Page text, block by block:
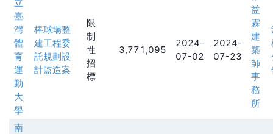
立
臺
灣
體
育
運
動
大
學
棒球場整
建工程委
託規劃設
計監造案
限
制
性
招
標
3,771,095
2024-
07-02
2024-
07-23
益
霖
建
築
師
事
務
所
南